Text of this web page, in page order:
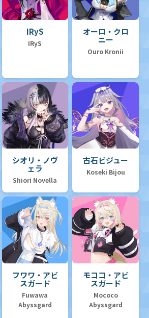
IRyS
IRyS
オーロ・クロ
ニー
Ouro Kronii
シオリ・ノヴ
ェラ
Shiori Novella
古石ビジュー
Koseki Bijou
フワワ・アビ
スガード
Fuwawa
Abyssgard
モココ・アビ
スガード
Mococo
Abyssgard